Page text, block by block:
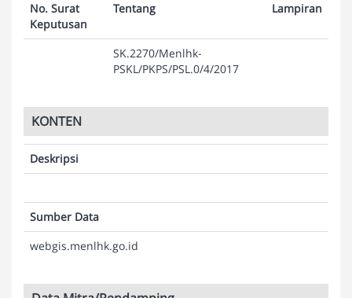
No. Surat
Keputusan
Tentang Lampiran
SK.2270/Menlhk-
PSKL/PKPS/PSL.0/4/2017
KONTEN
Deskripsi
Sumber Data
webgis.menlhk.go.id